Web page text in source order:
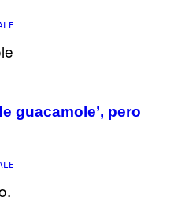
guacamole’, pero